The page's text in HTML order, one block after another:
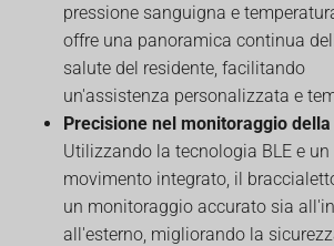
pressione sanguigna e
offre una panoramica continua
salute del residente, facilitando
un'assistenza personalizzata e
Precisione nel monitoraggio
Utilizzando la tecnologia BLE e un
movimento integrato, il
un monitoraggio accurato sia
all'esterno, migliorando la